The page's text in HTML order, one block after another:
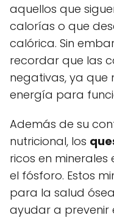
aquellos que
calorías o que
calórica. Sin
recordar que las
negativas, ya que
energía para
Además de su
nutricional, los
ricos en
el fósforo. Estos
para la salud
ayudar a prevenir